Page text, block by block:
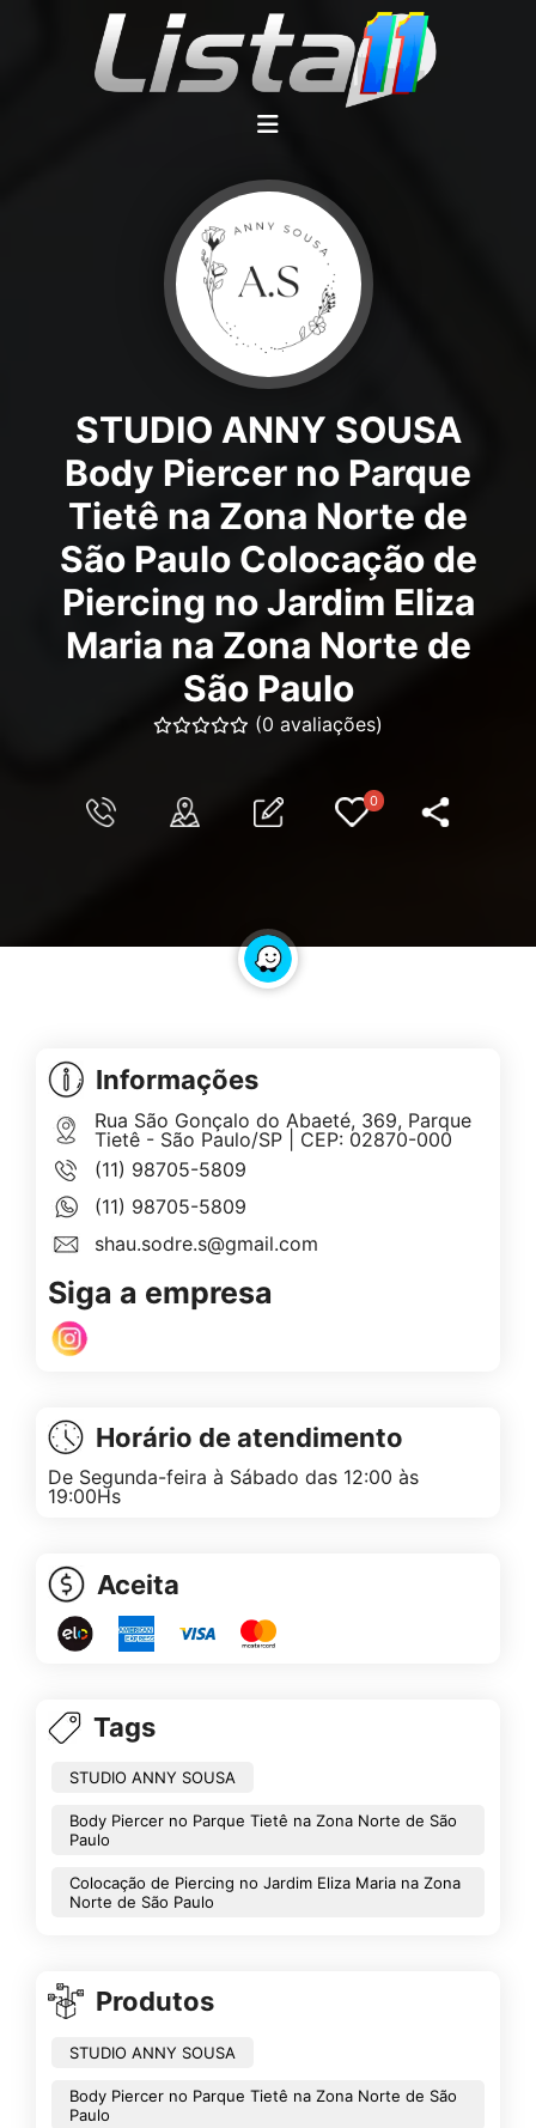
STUDIO ANNY SOUSA
Body Piercer no Parque
Tietê na Zona Norte de
São Paulo Colocação de
Piercing no Jardim Eliza
Maria na Zona Norte de
São Paulo
(0 avaliações)
0
Informações
Rua São Gonçalo do Abaeté, 369, Parque
Tietê - São Paulo/SP | CEP: 02870-000
(11) 98705-5809
(11) 98705-5809
shau.sodre.s@gmail.com
Siga a empresa
Horário de atendimento
De Segunda-feira à Sábado das 12:00 às
19:00Hs
Aceita
Tags
STUDIO ANNY SOUSA
Body Piercer no Parque Tietê na Zona Norte de São
Paulo
Colocação de Piercing no Jardim Eliza Maria na Zona
Norte de São Paulo
Produtos
STUDIO ANNY SOUSA
Body Piercer no Parque Tietê na Zona Norte de São
Paulo